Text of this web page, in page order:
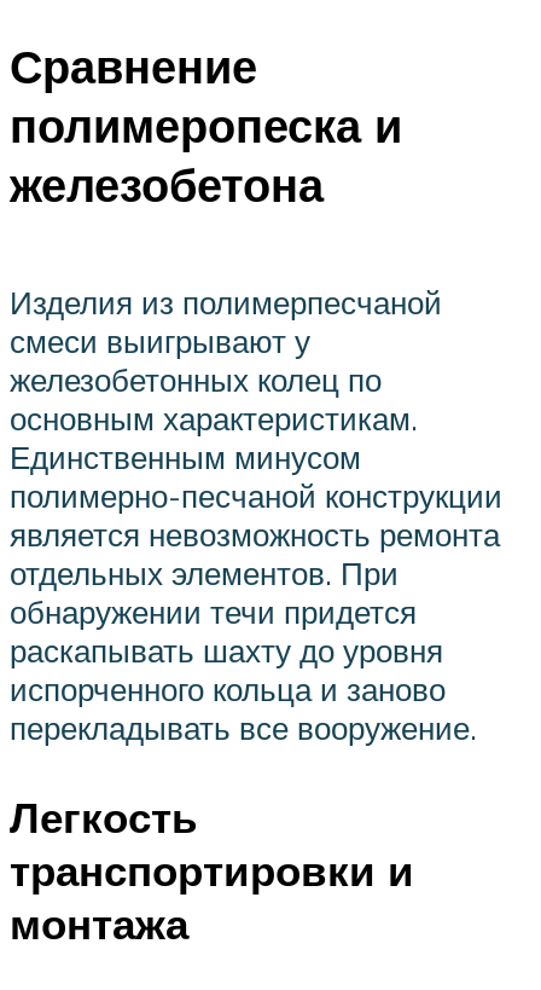
Сравнение
полимеропеска и
железобетона
Изделия из полимерпесчаной
смеси выигрывают у
железобетонных колец по
основным характеристикам.
Единственным минусом
полимерно-песчаной конструкции
является невозможность ремонта
отдельных элементов. При
обнаружении течи придется
раскапывать шахту до уровня
испорченного кольца и заново
перекладывать все вооружение.
Легкость
транспортировки и
монтажа